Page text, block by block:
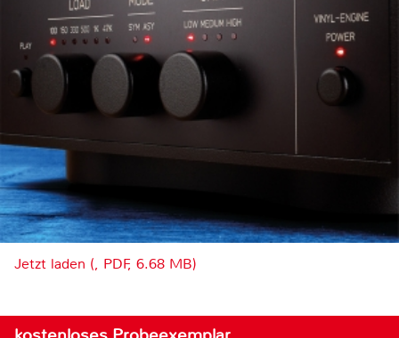
Jetzt laden (, PDF, 6.68 MB)